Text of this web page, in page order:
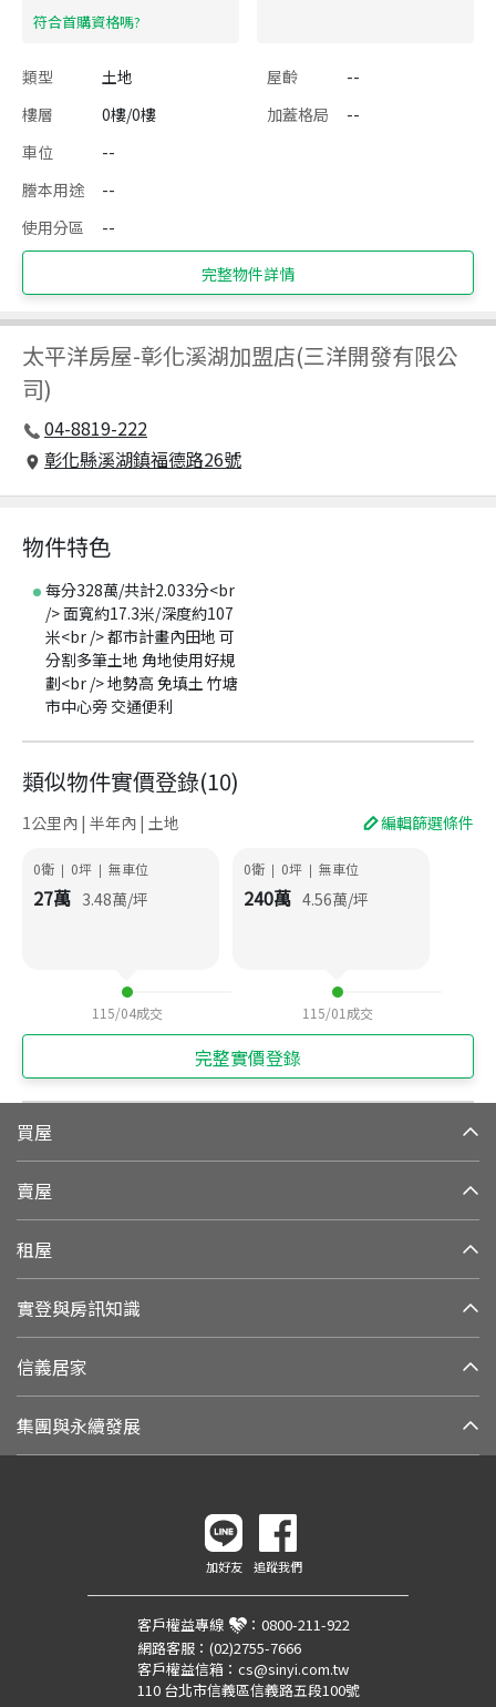
​符合首購資格嗎?
類型 土地 屋齡
--
樓層
0樓/0樓 加蓋格局
--
車位
--
謄本用途
--
使用分區
--
完整物件詳情
太平洋房屋-彰化溪湖加盟店(三洋開發有限公
司)
04-8819-222
彰化縣溪湖鎮福德路26號
物件特色
每分328萬/共計2.033分<br
/> 面寬約17.3米/深度約107
米<br /> 都市計畫內田地 可
分割多筆土地 角地使用好規
劃<br /> 地勢高 免填土 竹塘
市中心旁 交通便利
類似物件實價登錄(10)
1公里內 | 半年內 | 土地 編輯篩選條件
0衛 | 0坪 | 無車位
27萬 3.48萬/坪
115/04成交
0衛 | 0坪 | 無車位
240萬 4.56萬/坪
115/01 成交
完整實價登錄
買屋
賣屋
租屋
實登與房訊知識
信義居家
集團與永續發展
加好友 追蹤我們
客戶權益專線 ： 0800-211-922
網路客服： (02)2755-7666
客戶權益信箱： cs@sinyi.com.tw
110 台北市信義區信義路五段100號